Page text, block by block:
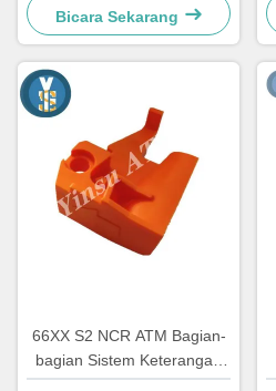
Bicara Sekarang
66XX S2 NCR ATM Bagian-
bagian Sistem Keterangan
Otomatis Hardware Plastik C